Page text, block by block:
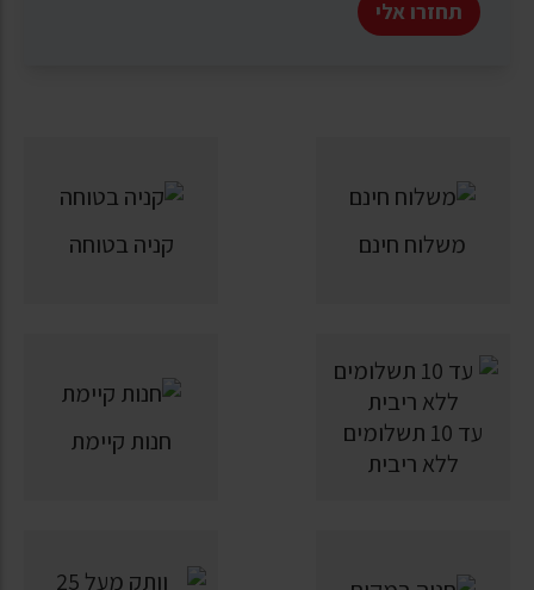
תחזרו אלי
משלוח חינם קניה בטוחה
עד 10 תשלומים
ללא ריבית
חנות קיימת